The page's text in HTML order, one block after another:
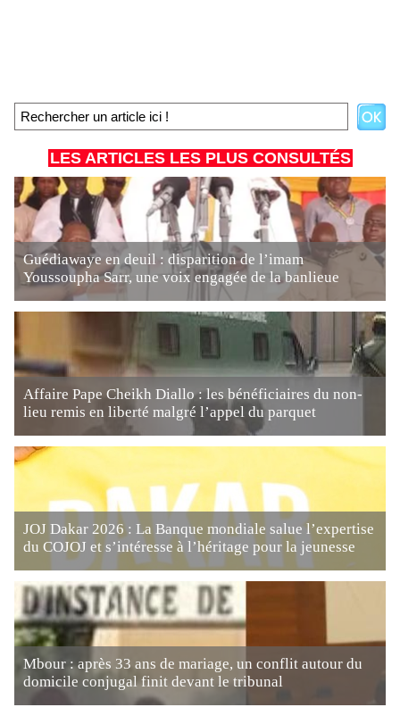
LES ARTICLES LES PLUS CONSULTÉS
Guédiawaye en deuil : disparition de l’imam
Youssoupha Sarr, une voix engagée de la banlieue
Affaire Pape Cheikh Diallo : les bénéficiaires du non-
lieu remis en liberté malgré l’appel du parquet
JOJ Dakar 2026 : La Banque mondiale salue l’expertise
du COJOJ et s’intéresse à l’héritage pour la jeunesse
Mbour : après 33 ans de mariage, un conflit autour du
domicile conjugal finit devant le tribunal